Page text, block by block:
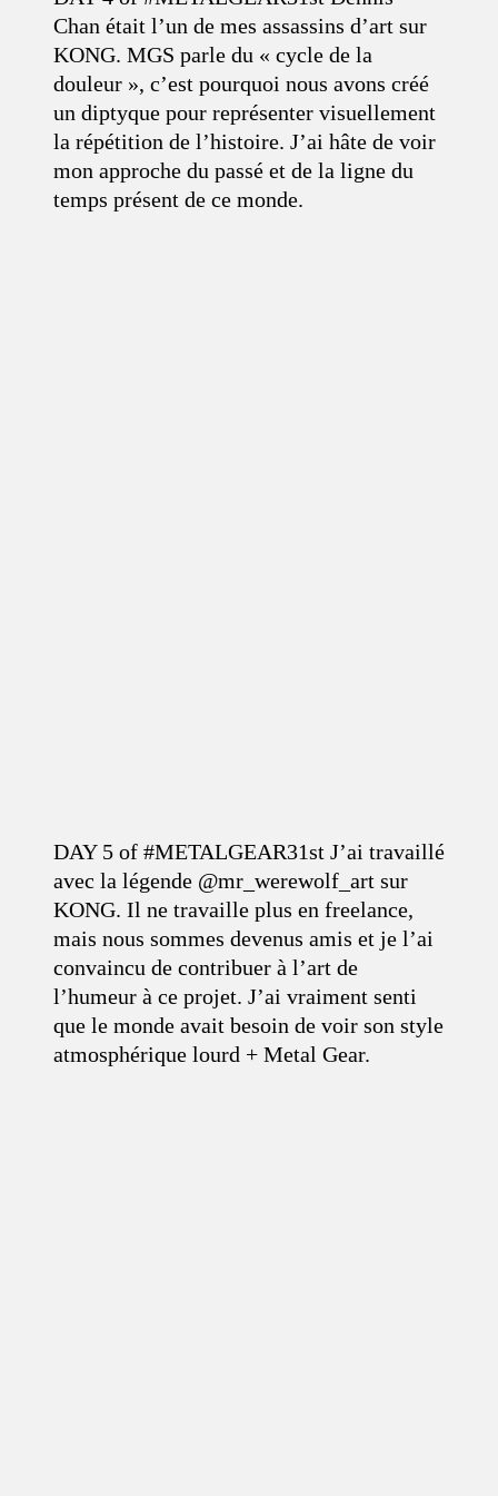
Chan était l’un de mes assassins d’art sur
KONG. MGS parle du « cycle de la
douleur », c’est pourquoi nous avons créé
un diptyque pour représenter visuellement
la répétition de l’histoire. J’ai hâte de voir
mon approche du passé et de la ligne du
temps présent de ce monde.
DAY 5 of #METALGEAR31st J’ai travaillé
avec la légende @mr_werewolf_art sur
KONG. Il ne travaille plus en freelance,
mais nous sommes devenus amis et je l’ai
convaincu de contribuer à l’art de
l’humeur à ce projet. J’ai vraiment senti
que le monde avait besoin de voir son style
atmosphérique lourd + Metal Gear.